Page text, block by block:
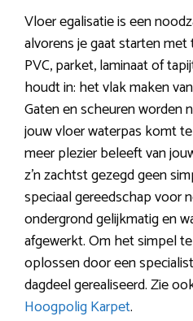
Vloer egalisatie is een
alvorens je gaat starten
PVC, parket, laminaat of
houdt in: het vlak maken
Gaten en scheuren worden
jouw vloer waterpas komt
meer plezier beleeft van
z’n zachtst gezegd geen
speciaal gereedschap voor
ondergrond gelijkmatig en
afgewerkt. Om het simpel
oplossen door een
dagdeel gerealiseerd. Zie
Hoogpolig Karpet.